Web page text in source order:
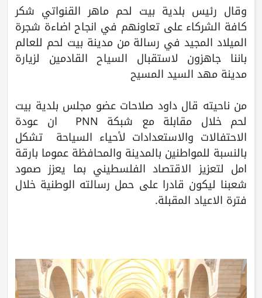
وقال رئيس بلدية بيت لحم ماهر القنواتي شكر
كافة الشركاء على تعاونهم في انجاح اضاءة شجرة
الميلاد المجيد في رسالة من مدينة بيت لحم للعالم
باننا جاهزون لاستقبال السياح القادمين لزيارة
مدينة مهد السيد المسيح
من ناحيته قال داود صلاحات عضو مجلس بلدية بيت
لحم خلال مقابلة مع شبكة PNN ان عودة
الاحتفالات والاستعدادات لأحياء السياحة تشكل
بالنسبة للمواطنين بالمدينة والمحافظة عموما بارقة
امل لتعزيز الاقتصاد الفلسطيني بما يعزز صمود
شعبنا ليكون قادرا على حمل رسالته الوطنية خلال
فترة الاعياد المقبلة.